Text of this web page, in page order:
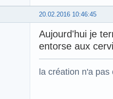
20.02.2016 10:46:45
Aujourd'hui je
entorse aux
la création n'a